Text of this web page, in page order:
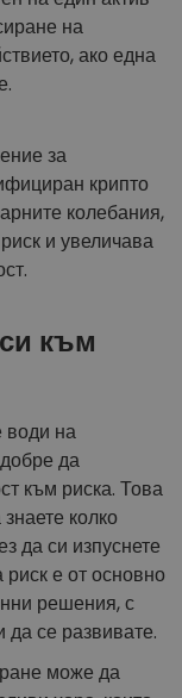
на
ако една
за
крипто
колебания,
и увеличава
към
води на
да
към риска. Това
колко
да си изпуснете
е от основно
решения, с
се развивате.
може да